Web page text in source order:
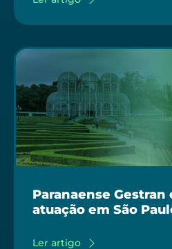
Paranaense Gestran
atuação em São
Ler artigo